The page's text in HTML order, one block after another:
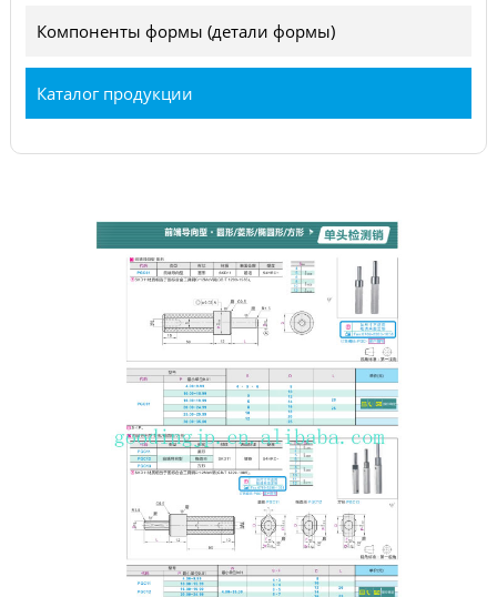
Компоненты формы (детали формы)
Каталог продукции